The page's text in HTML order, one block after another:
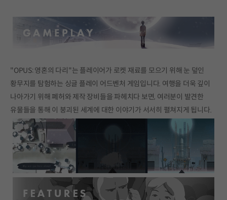
"OPUS: 영혼의 다리"는 플레이어가 로켓 재료를 모으기 위해 눈 덮인
황무지를 탐험하는 싱글 플레이 어드벤처 게임입니다. 여행을 더욱 깊이
나아가기 위해 폐허와 제작 장비들을 파헤치다 보면, 여러분이 발견한
유물들을 통해 이 붕괴된 세계에 대한 이야기가 서서히 펼쳐지게 됩니다.